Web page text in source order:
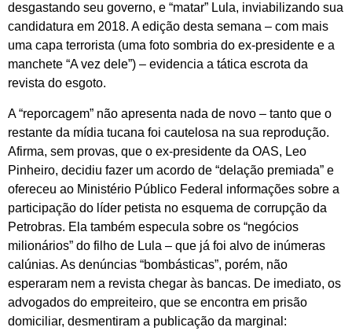
desgastando seu governo, e “matar” Lula, inviabilizando sua
candidatura em 2018. A edição desta semana – com mais
uma capa terrorista (uma foto sombria do ex-presidente e a
manchete “A vez dele”) – evidencia a tática escrota da
revista do esgoto.
A “reporcagem” não apresenta nada de novo – tanto que o
restante da mídia tucana foi cautelosa na sua reprodução.
Afirma, sem provas, que o ex-presidente da OAS, Leo
Pinheiro, decidiu fazer um acordo de “delação premiada” e
ofereceu ao Ministério Público Federal informações sobre a
participação do líder petista no esquema de corrupção da
Petrobras. Ela também especula sobre os “negócios
milionários” do filho de Lula – que já foi alvo de inúmeras
calúnias. As denúncias “bombásticas”, porém, não
esperaram nem a revista chegar às bancas. De imediato, os
advogados do empreiteiro, que se encontra em prisão
domiciliar, desmentiram a publicação da marginal: